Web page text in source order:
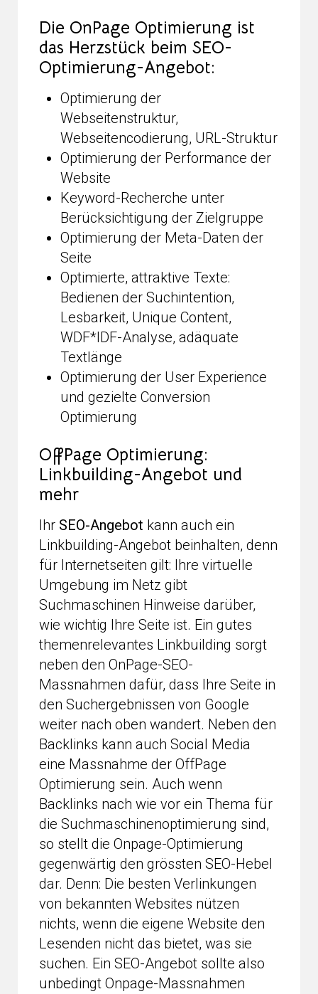
Die OnPage Optimierung ist
das Herzstück beim SEO-
Optimierung-Angebot:
Optimierung der
Webseitenstruktur,
Webseitencodierung, URL-Struktur
Optimierung der Performance der
Website
Keyword-Recherche unter
Berücksichtigung der Zielgruppe
Optimierung der Meta-Daten der
Seite
Optimierte, attraktive Texte:
Bedienen der Suchintention,
Lesbarkeit, Unique Content,
WDF*IDF-Analyse, adäquate
Textlänge
Optimierung der User Experience
und gezielte Conversion
Optimierung
OffPage Optimierung:
Linkbuilding-Angebot und
mehr
Ihr SEO-Angebot kann auch ein
Linkbuilding-Angebot beinhalten, denn
für Internetseiten gilt: Ihre virtuelle
Umgebung im Netz gibt
Suchmaschinen Hinweise darüber,
wie wichtig Ihre Seite ist. Ein gutes
themenrelevantes Linkbuilding sorgt
neben den OnPage-SEO-
Massnahmen dafür, dass Ihre Seite in
den Suchergebnissen von Google
weiter nach oben wandert. Neben den
Backlinks kann auch Social Media
eine Massnahme der OffPage
Optimierung sein. Auch wenn
Backlinks nach wie vor ein Thema für
die Suchmaschinenoptimierung sind,
so stellt die Onpage-Optimierung
gegenwärtig den grössten SEO-Hebel
dar. Denn: Die besten Verlinkungen
von bekannten Websites nützen
nichts, wenn die eigene Website den
Lesenden nicht das bietet, was sie
suchen. Ein SEO-Angebot sollte also
unbedingt Onpage-Massnahmen